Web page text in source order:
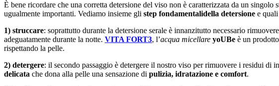
È bene ricordare che una corretta detersione del viso non è caratterizzata da un
ugualmente importanti. Vediamo insieme gli step fondamentalidella detersione e
1) struccare: soprattutto durante la detersione serale è innanzitutto necessario
adeguatamente durante la notte. VITA FORT3, l’acqua micellare yoUBe è un prodotto
rispettando la pelle.
2) detergere: il secondo passaggio è detergere il nostro viso per rimuovere i residui di
delicata che dona alla pelle una sensazione di pulizia, idratazione e comfort.